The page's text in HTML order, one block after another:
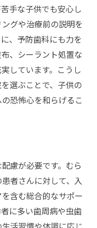
手な子供でも安心し
グや治療前の説明を
、予防歯科にも力を
、シーラント処置な
しています。こうし
選ぶことで、子供の
恐怖心を和らげるこ
慮が必要です。むら
者さんに対して、入
含む総合的なサポー
に多い歯周病や虫歯